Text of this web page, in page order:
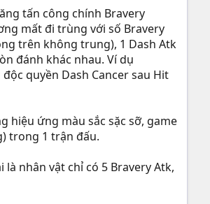
tấn công chính Bravery
mất đi trùng với số Bravery
trên không trung), 1 Dash Atk
đánh khác nhau. Ví dụ
quyền Dash Cancer sau Hit
hiệu ứng màu sắc sặc sỡ, game
trong 1 trận đấu.
nhân vật chỉ có 5 Bravery Atk,